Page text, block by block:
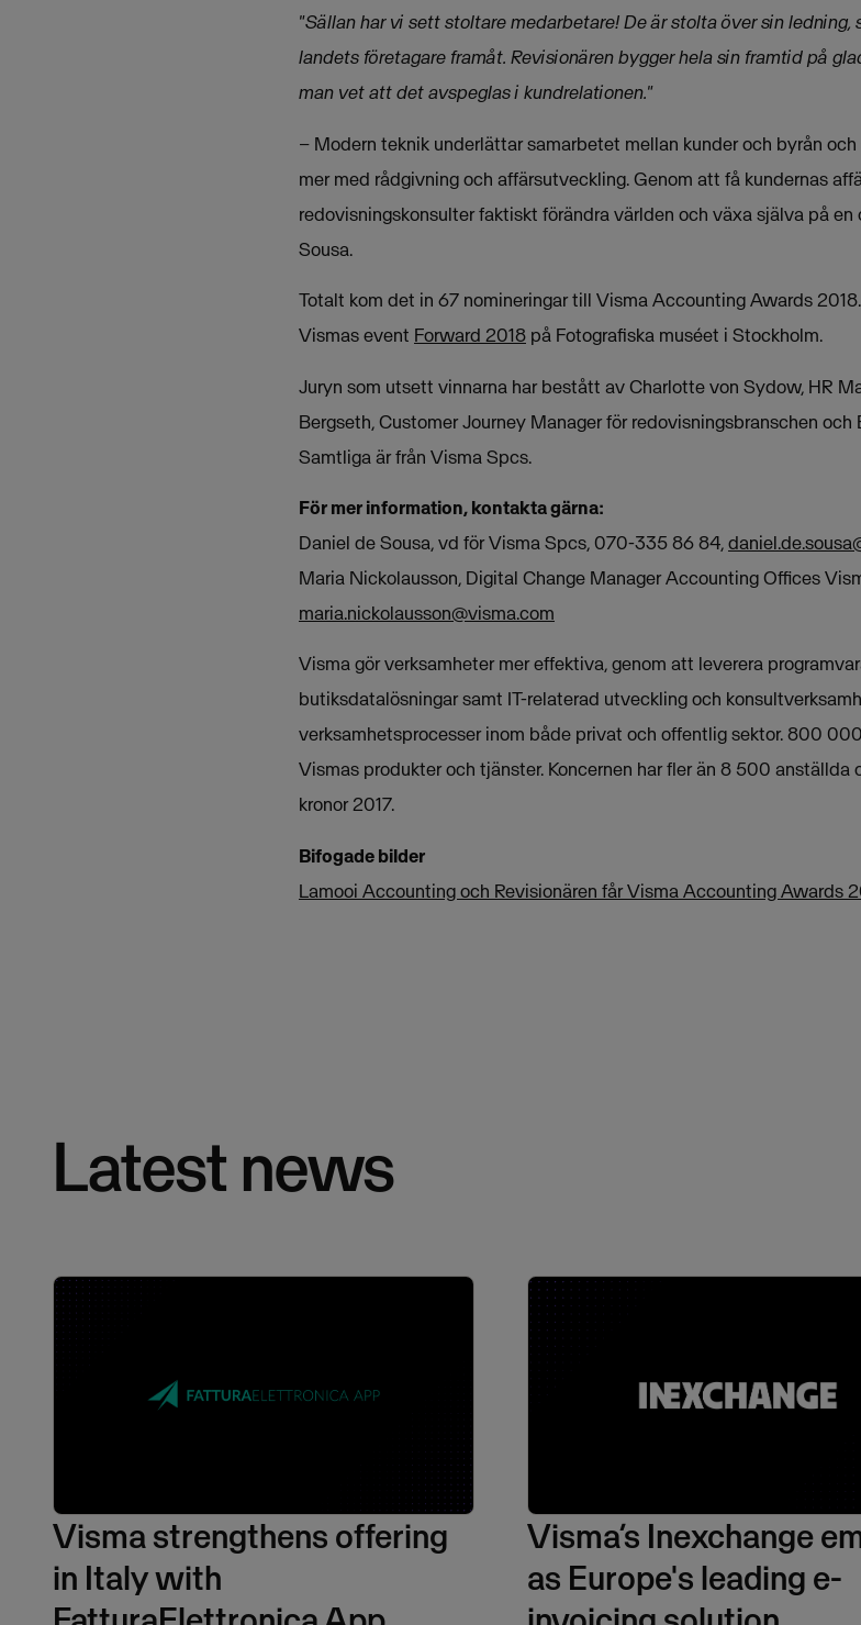
"Sällan har vi sett stoltare medarbetare! De är stolta över sin
landets företagare framåt. Revisionären bygger hela sin framtid på
man vet att det avspeglas i kundrelationen."
– Modern teknik underlättar samarbetet mellan kunder och byrån
mer med rådgivning och affärsutveckling. Genom att få kundernas
redovisningskonsulter faktiskt förändra världen och växa själva på en
Sousa.
Totalt kom det in 67 nomineringar till Visma Accounting Awards
Vismas event Forward 2018 på Fotografiska muséet i Stockholm.
Juryn som utsett vinnarna har bestått av Charlotte von Sydow, HR
Bergseth, Customer Journey Manager för redovisningsbranschen
Samtliga är från Visma Spcs.
För mer information, kontakta gärna:
Daniel de Sousa, vd för Visma Spcs, 070-335 86 84,
Maria Nickolausson, Digital Change Manager Accounting Offices
maria.nickolausson@visma.com
Visma gör verksamheter mer effektiva, genom att leverera
butiksdatalösningar samt IT-relaterad utveckling och
verksamhetsprocesser inom både privat och offentlig sektor. 800
Vismas produkter och tjänster. Koncernen har fler än 8 500 anställda
kronor 2017.
Bifogade bilder
Lamooi Accounting och Revisionären får Visma Accounting Awards
Latest news
Visma strengthens offering
in Italy with
Visma’s Inexchange
as Europe's leading e-